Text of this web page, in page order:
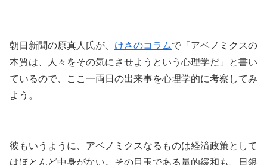
朝日新聞の原真人氏が、 けさのコラムで「アベノミクスの
本質は、人々をその気にさせようという心理学だ」と書い
ているので、ここ一両日の出来事を心理学的に考察してみ
よう。
彼もいうように、アベノミクスなるものは経済政策として
はほとんど中身がない。その目玉である量的緩和も、日銀